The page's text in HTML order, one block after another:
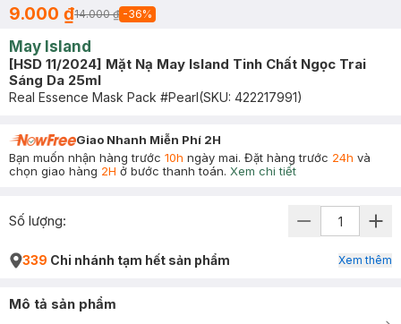
9.000 ₫14.000 ₫ -36%
May Island
[HSD 11/2024] Mặt Nạ May Island Tinh Chất Ngọc Trai
Sáng Da 25ml
Real Essence Mask Pack #Pearl(SKU: 422217991)
Giao Nhanh Miễn Phí 2H
Bạn muốn nhận hàng trước 10h ngày mai. Đặt hàng trước 24h và
chọn giao hàng 2H ở bước thanh toán. Xem chi tiết
Số lượng:
339 Chi nhánh tạm hết sản phẩm Xem thêm
Mô tả sản phẩm